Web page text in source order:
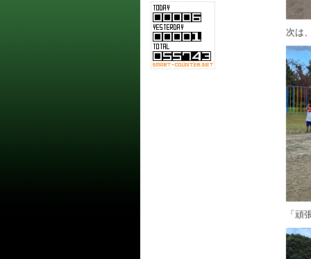
次は
「頑